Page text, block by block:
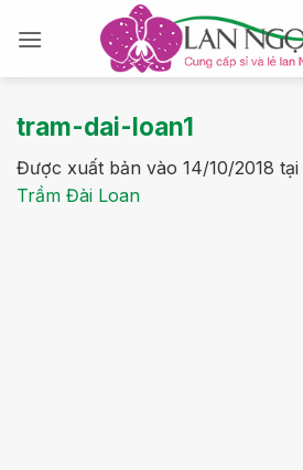
qua
tram-dai-loan1
Được xuất bản vào 14/10/2018 tại
Trầm Đài Loan